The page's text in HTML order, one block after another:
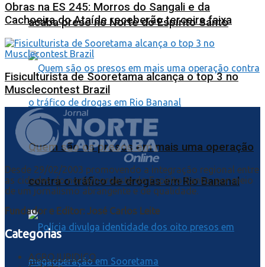
acaba preso no Norte do Espírito Santo
Quem são os presos em mais uma operação
contra o tráfico de drogas em Rio Bananal
Obras na ES 245: Morros do Sangali e da
Cachoeira do Ataíde receberão terceira faixa
Fisiculturista de Sooretama alcança o top 3 no
Musclecontest Brazil
Desde 29/02/2003 promovendo a integração regional entre
as cidades do norte/noroeste do Espírito Santo, por meio
de um jornalismo abrangente e de qualidade.
Fundador e Editor: José Carlos Leite
Categorias
AGROJURIDICO